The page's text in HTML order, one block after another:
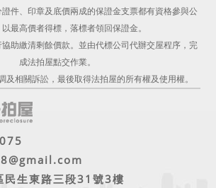
件、印章及底價兩成的保證金支票都有資格參與公
最高價者得標，落標者領回保證金。
助繳清剩餘價款。並由代標公司代辦交屋程序，完
成法拍屋點交作業。
及相關訴訟，最後取得法拍屋的所有權及使用權。
民生東路三段31號3樓